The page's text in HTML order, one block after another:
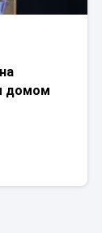
домом